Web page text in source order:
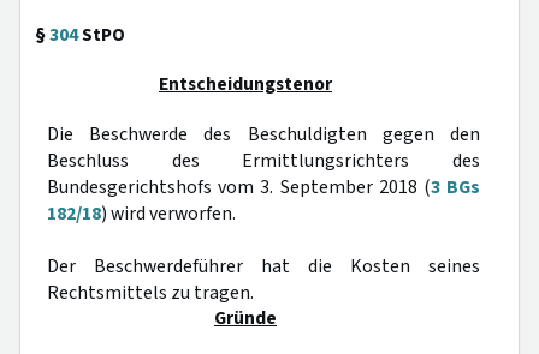
§304StPO
Entscheidungstenor
Die Beschwerde des Beschuldigten gegen den
Beschluss des Ermittlungsrichters des
Bundesgerichtshofs vom 3. September 2018 (3 BGs
182/18) wird verworfen.
Der Beschwerdeführer hat die Kosten seines
Rechtsmittels zu tragen.
Gründe